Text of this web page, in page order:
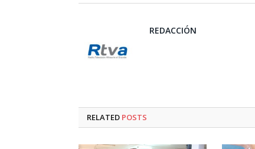
REDACCIÓN
RELATED POSTS